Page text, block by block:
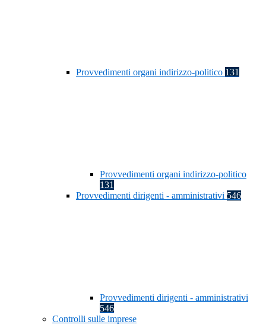
Provvedimenti organi indirizzo-politico 131
Provvedimenti organi indirizzo-politico
131
Provvedimenti dirigenti - amministrativi 546
Provvedimenti dirigenti - amministrativi
546
Controlli sulle imprese